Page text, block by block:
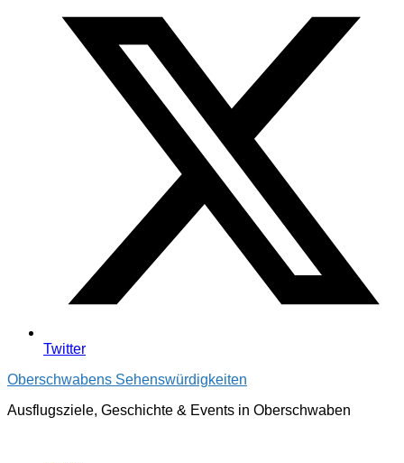
Twitter
Oberschwabens Sehenswürdigkeiten
Ausflugsziele, Geschichte & Events in Oberschwaben